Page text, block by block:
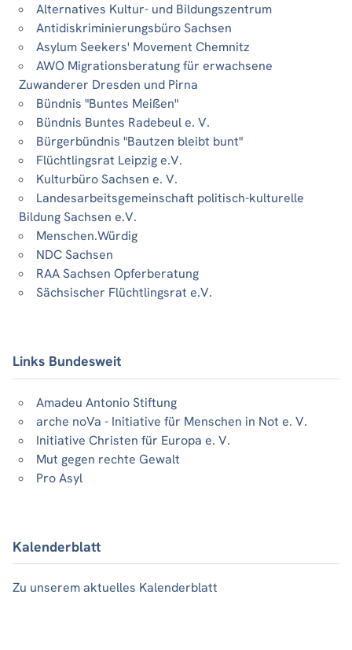
Alternatives Kultur- und Bildungszentrum
Antidiskriminierungsbüro Sachsen
Asylum Seekers' Movement Chemnitz
AWO Migrationsberatung für erwachsene
Zuwanderer Dresden und Pirna
Bündnis "Buntes Meißen"
Bündnis Buntes Radebeul e. V.
Bürgerbündnis "Bautzen bleibt bunt"
Flüchtlingsrat Leipzig e.V.
Kulturbüro Sachsen e. V.
Landesarbeitsgemeinschaft politisch-kulturelle
Bildung Sachsen e.V.
Menschen.Würdig
NDC Sachsen
RAA Sachsen Opferberatung
Sächsischer Flüchtlingsrat e.V.
Links Bundesweit
Amadeu Antonio Stiftung
arche noVa - Initiative für Menschen in Not e. V.
Initiative Christen für Europa e. V.
Mut gegen rechte Gewalt
Pro Asyl
Kalenderblatt
Zu unserem aktuelles Kalenderblatt